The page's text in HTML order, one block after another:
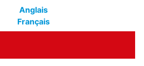
Anglais
Français